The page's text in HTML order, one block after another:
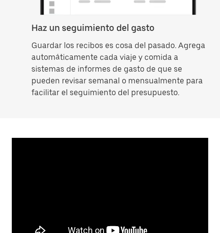
Haz un seguimiento del gasto
Guardar los recibos es cosa del pasado. Agrega
automáticamente cada viaje y comida a
sistemas de informes de gasto de que se
pueden revisar semanal o mensualmente para
facilitar el seguimiento del presupuesto.